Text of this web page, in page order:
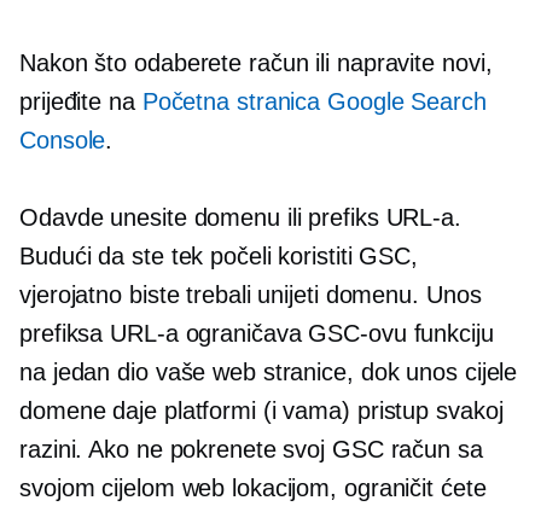
Nakon što odaberete račun ili napravite novi,
prijeđite na Početna stranica Google Search
Console.
Odavde unesite domenu ili prefiks URL-a.
Budući da ste tek počeli koristiti GSC,
vjerojatno biste trebali unijeti domenu. Unos
prefiksa URL-a ograničava GSC-ovu funkciju
na jedan dio vaše web stranice, dok unos cijele
domene daje platformi (i vama) pristup svakoj
razini. Ako ne pokrenete svoj GSC račun sa
svojom cijelom web lokacijom, ograničit ćete